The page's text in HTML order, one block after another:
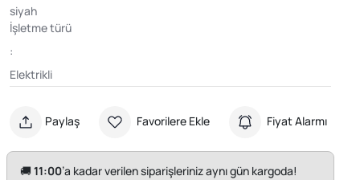
siyah
İşletme türü
:
Elektrikli
Paylaş Favorilere Ekle Fiyat Alarmı
🚚11:00’a kadar verilen siparişleriniz aynı gün kargoda!